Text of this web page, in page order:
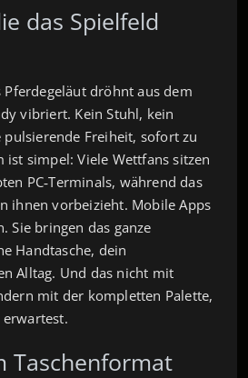
das Spielfeld
Pferdegeläut dröhnt aus dem
vibriert. Kein Stuhl, kein
Freiheit, sofort zu
ist simpel: Viele Wettfans sitzen
PC‑Terminals, während das
ihnen vorbeizieht. Mobile Apps
Sie bringen das ganze
Handtasche, dein
Alltag. Und das nicht mit
mit der kompletten Palette,
Taschenformat